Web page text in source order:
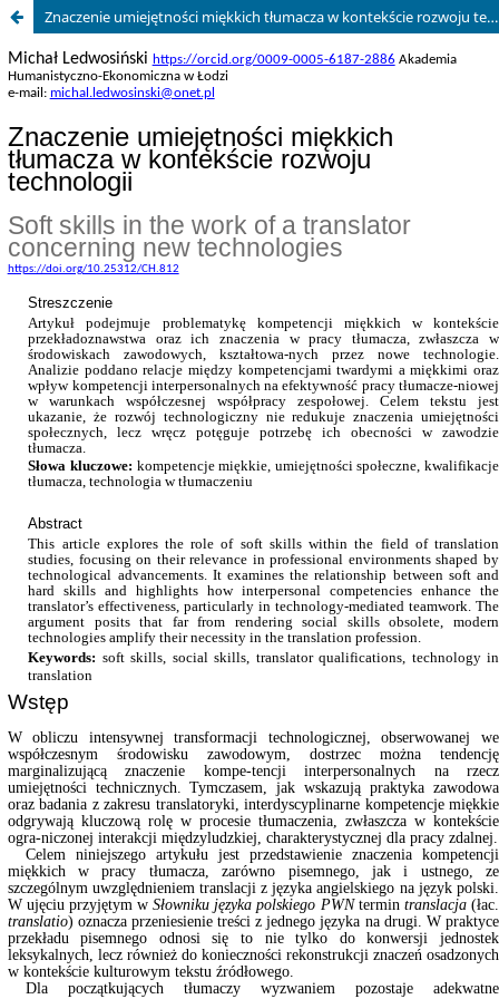
Znaczenie umiejętności miękkich tłumacza w kontekście rozwoju technologii